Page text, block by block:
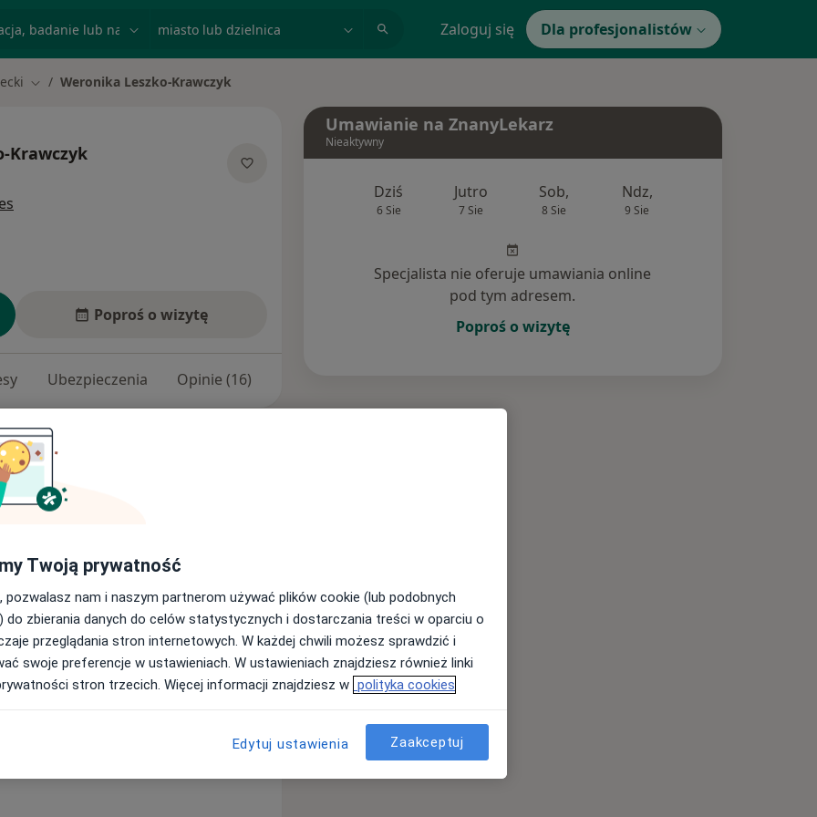
Zaloguj się Dla profesjonalistów
Zmień miasto
Weronika Leszko-Krawczyk
Krawczyk
Poproś o wizytę
Ubezpieczenia Opinie (16)
wszystkich - od najmłodszych
Choroby wieku dziecięcego
Umawianie na ZnanyLekarz
Nieaktywny
Dziś
6 Sie
Jutro
7 Sie
Sob,
8 Sie
Ndz,
9 Sie
Specjalista nie oferuje umawiania online
pod tym adresem.
Poproś o wizytę
Twoją prywatność
pozwalasz nam i naszym partnerom używać plików cookie (lub podobnych
do zbierania danych do celów statystycznych i dostarczania treści w oparciu o
przeglądania stron internetowych. W każdej chwili możesz sprawdzić i
swoje preferencje w ustawieniach. W ustawieniach znajdziesz również linki
stron trzecich. Więcej informacji znajdziesz w polityka cookies
Edytuj ustawienia Zaakceptuj